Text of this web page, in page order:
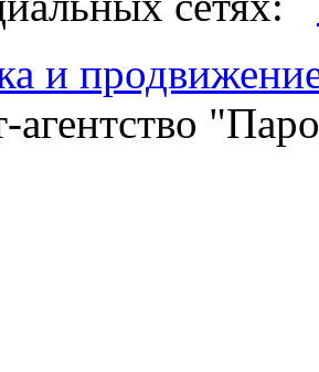
и
агентство